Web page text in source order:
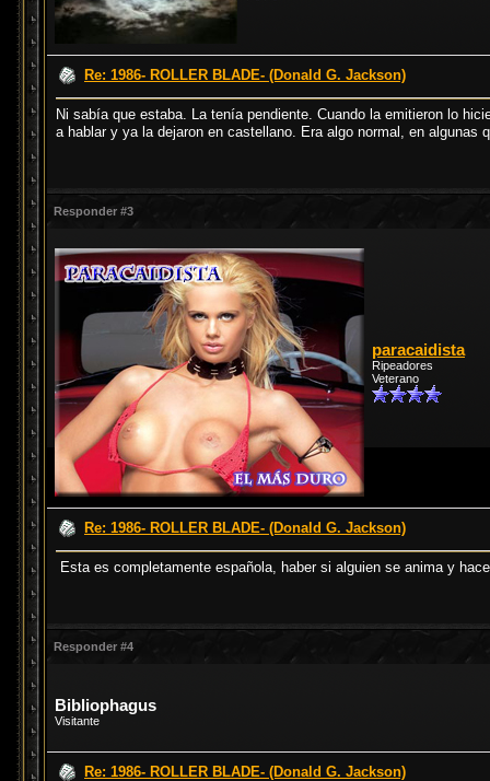
Re: 1986- ROLLER BLADE- (Donald G. Jackson)
Ni sabía que estaba. La tenía pendiente. Cuando la emitieron lo
a hablar y ya la dejaron en castellano. Era algo normal, en
Responder #3
paracaidista
Ripeadores
Veterano
Re: 1986- ROLLER BLADE- (Donald G. Jackson)
Esta es completamente española, haber si alguien se anima y
Responder #4
Bibliophagus
Visitante
Re: 1986- ROLLER BLADE- (Donald G. Jackson)